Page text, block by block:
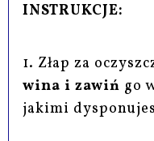
INSTRUKCJE:
1. Złap za
wina i zawiń go
jakimi